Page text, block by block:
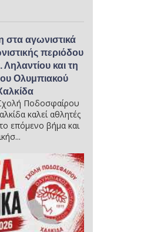
στα αγωνιστικά
περιόδου
και τη
Ολυμπιακού
Ποδοσφαίρου
καλεί αθλητές
επόμενο βήμα και